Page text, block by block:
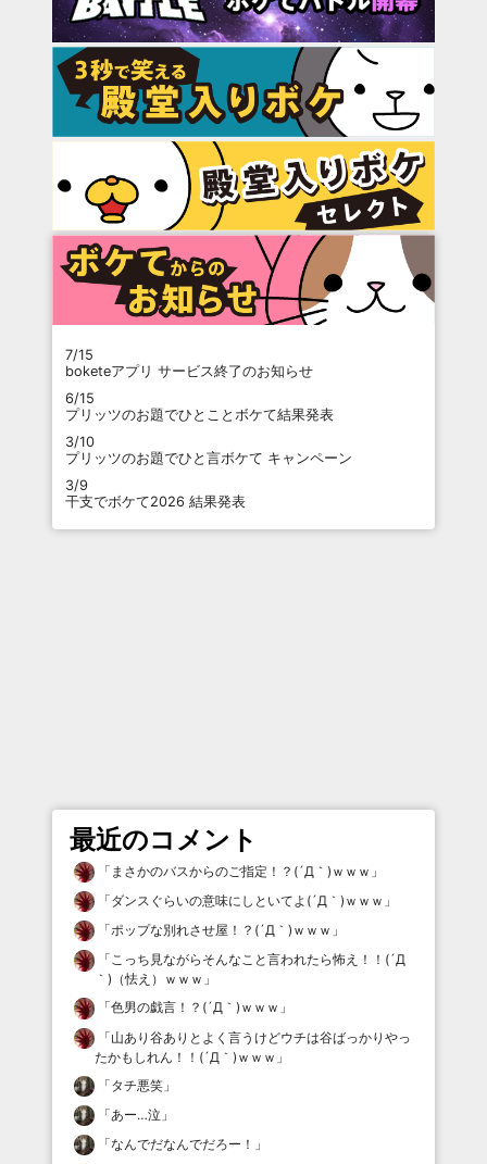
7/15
boketeアプリ サービス終了のお知らせ
6/15
プリッツのお題でひとことボケて結果発表
3/10
プリッツのお題でひと言ボケて キャンペーン
3/9
干支でボケて2026 結果発表
最近のコメント
「 まさかのバスからのご指定！？(´Д｀)ｗｗｗ 」
「ダンスぐらいの意味にしといてよ(´Д｀)ｗｗｗ 」
「ポップな別れさせ屋！？(´Д｀)ｗｗｗ 」
「こっち見ながらそんなこと言われたら怖え！！(´Д
｀)（怯え）ｗｗｗ 」
「色男の戯言！？(´Д｀)ｗｗｗ 」
「山あり谷ありとよく言うけどウチは谷ばっかりやっ
たかもしれん！！(´Д｀)ｗｗｗ 」
「タチ悪笑 」
「あー…泣 」
「なんでだなんでだろー！ 」